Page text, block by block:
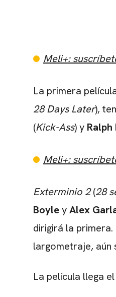
Meli+:
La primera
28 Days Later),
(Kick-Ass) y Ralph
Meli+:
Exterminio 2(28
BoyleyAlex
dirigirá la primera.
largometraje, aún
La película llega el